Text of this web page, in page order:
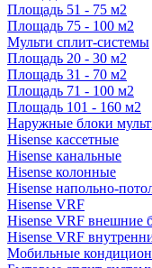
Площадь 51 - 75 м2
Площадь 75 - 100 м2
Мульти сплит-системы
Площадь 20 - 30 м2
Площадь 31 - 70 м2
Площадь 71 - 100 м2
Площадь 101 - 160 м2
Наружные блоки
Hisense кассетные
Hisense канальные
Hisense колонные
Hisense напольно-
Hisense VRF
Hisense VRF внешние
Hisense VRF
Мобильные